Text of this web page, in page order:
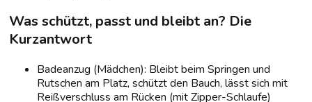
Was schützt, passt und bleibt an? Die
Kurzantwort
Badeanzug (Mädchen): Bleibt beim Springen und
Rutschen am Platz, schützt den Bauch, lässt sich mit
Reißverschluss am Rücken (mit Zipper-Schlaufe)